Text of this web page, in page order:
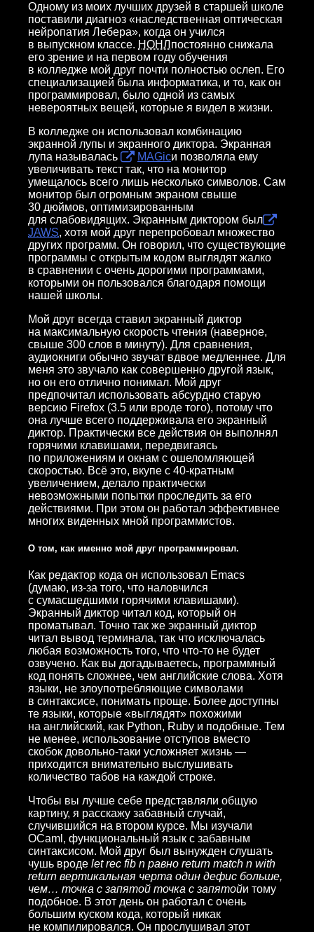
Одному из моих лучших друзей в старшей школе
поставили диагноз «наследственная оптическая
нейропатия Лебера», когда он учился
в выпускном классе. НОНЛ постоянно снижала
его зрение и на первом году обучения
в колледже мой друг почти полностью ослеп. Его
специализацией была информатика, и то, как он
программировал, было одной из самых
невероятных вещей, которые я видел в жизни.
В колледже он использовал комбинацию
экранной лупы и экранного диктора. Экранная
лупа называлась
MAGicи позволяла ему
увеличивать текст так, что на монитор
умещалось всего лишь несколько символов. Сам
монитор был огромным экраном свыше
30 дюймов, оптимизированным
для слабовидящих. Экранным диктором был
JAWS, хотя мой друг перепробовал множество
других программ. Он говорил, что существующие
программы с открытым кодом выглядят жалко
в сравнении с очень дорогими программами,
которыми он пользовался благодаря помощи
нашей школы.
Мой друг всегда ставил экранный диктор
на максимальную скорость чтения (наверное,
свыше 300 слов в минуту). Для сравнения,
аудиокниги обычно звучат вдвое медленнее. Для
меня это звучало как совершенно другой язык,
но он его отлично понимал. Мой друг
предпочитал использовать абсурдно старую
версию Firefox (3.5 или вроде того), потому что
она лучше всего поддерживала его экранный
диктор. Практически все действия он выполнял
горячими клавишами, передвигаясь
по приложениям и окнам с ошеломляющей
скоростью. Всё это, вкупе с 40-кратным
увеличением, делало практически
невозможными попытки проследить за его
действиями. При этом он работал эффективнее
многих виденных мной программистов.
О том, как именно мой друг программировал.
Как редактор кода он использовал Emacs
(думаю, из-за того, что наловчился
с сумасшедшими горячими клавишами).
Экранный диктор читал код, который он
проматывал. Точно так же экранный диктор
читал вывод терминала, так что исключалась
любая возможность того, что что-то не будет
озвучено. Как вы догадываетесь, программный
код понять сложнее, чем английские слова. Хотя
языки, не злоупотребляющие символами
в синтаксисе, понимать проще. Более доступны
те языки, которые «выглядят» похожими
на английский, как Python, Ruby и подобные. Тем
не менее, использование отступов вместо
скобок довольно-таки усложняет жизнь —
приходится внимательно выслушивать
количество табов на каждой строке.
Чтобы вы лучше себе представляли общую
картину, я расскажу забавный случай,
случившийся на втором курсе. Мы изучали
OCaml, функциональный язык с забавным
синтаксисом. Мой друг был вынужден слушать
чушь вроде let rec fib n равно return match n with
return вертикальная черта один дефис больше,
чем… точка с запятой точка с запятойи тому
подобное. В этот день он работал с очень
большим куском кода, который никак
не компилировался. Он прослушивал этот